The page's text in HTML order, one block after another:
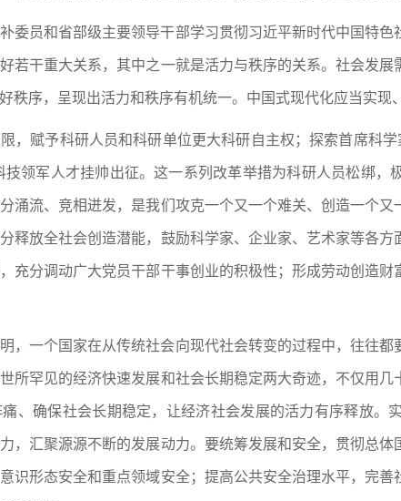
委员和省部级主要领导干部学习贯彻习近平新时代中国特
若干重大关系，其中之一就是活力与秩序的关系。社会发
秩序，呈现出活力和秩序有机统一。中国式现代化应当实现
，赋予科研人员和科研单位更大科研自主权；探索首席科
技领军人才挂帅出征。这一系列改革举措为科研人员松绑
涌流、竞相迸发，是我们攻克一个又一个难关、创造一个
释放全社会创造潜能，鼓励科学家、企业家、艺术家等各
充分调动广大党员干部干事创业的积极性；形成劳动创造
，一个国家在从传统社会向现代社会转变的过程中，往往
所罕见的经济快速发展和社会长期稳定两大奇迹，不仅用
、确保社会长期稳定，让经济社会发展的活力有序释放。
，汇聚源源不断的发展动力。要统筹发展和安全，贯彻总
识形态安全和重点领域安全；提高公共安全治理水平，完